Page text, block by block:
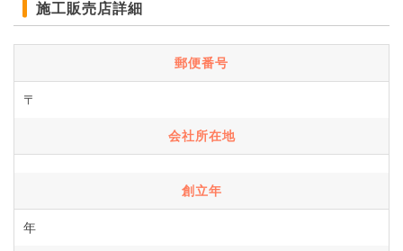
施工販売店詳細
郵便番号
〒
会社所在地
創立年
年